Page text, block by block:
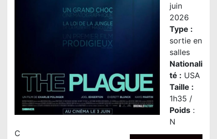
juin
2026
Type :
sortie en
salles
Nationali
té : USA
Taille :
1h35 /
Poids :
N
C